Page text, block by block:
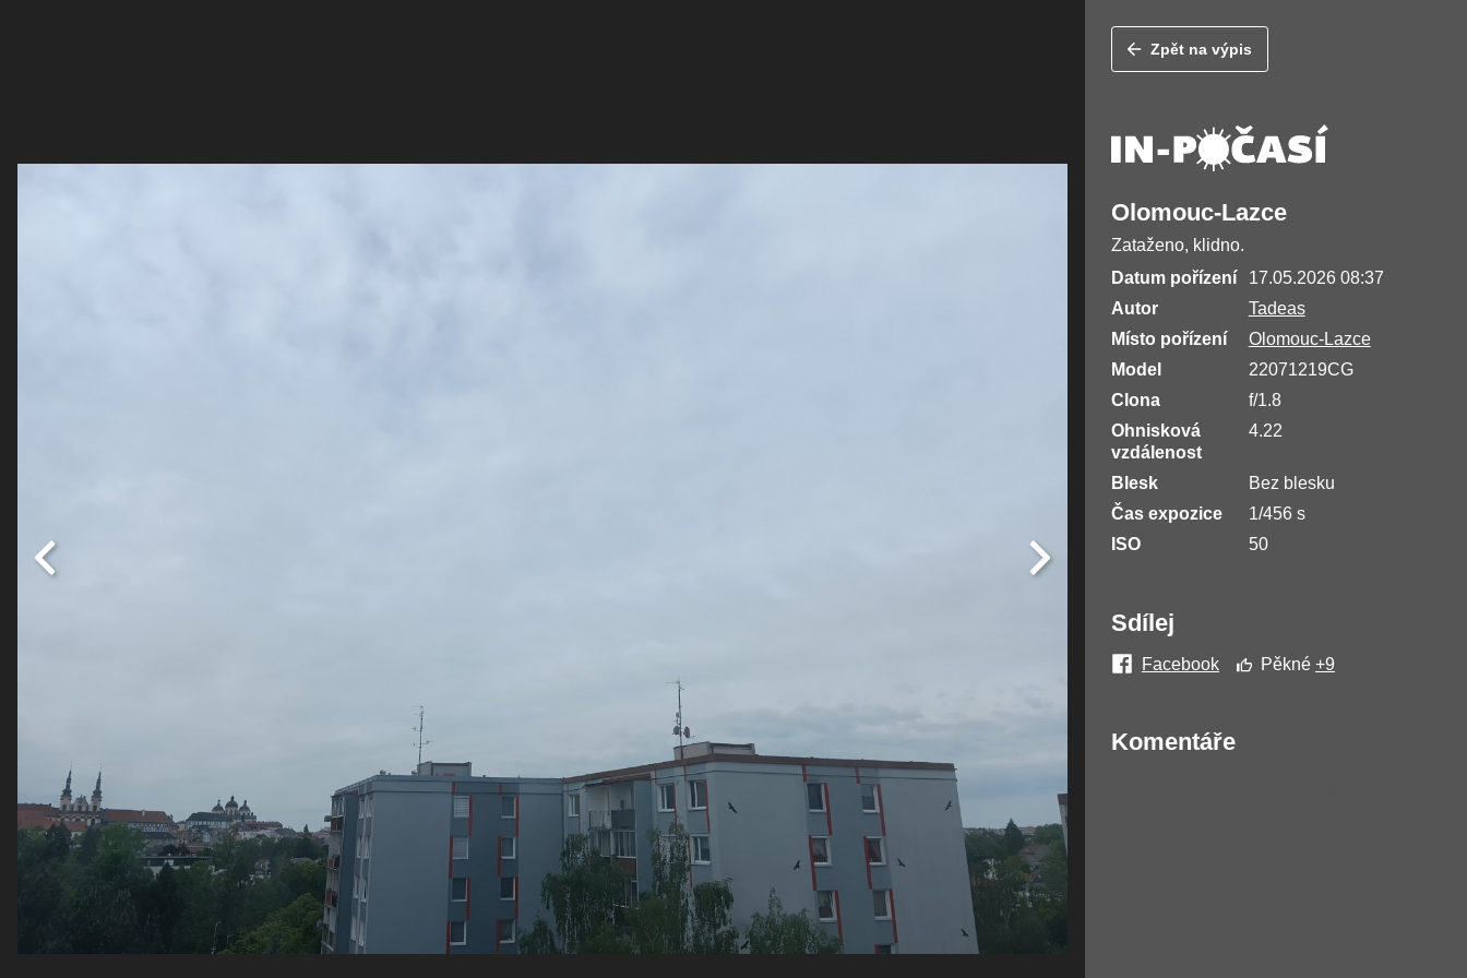
Zpět na výpis
Olomouc-Lazce
Zataženo, klidno.
Datum pořízení
17.05.2026 08:37
Autor
Tadeas
Místo pořízení
Olomouc-Lazce
Model
22071219CG
Clona
f/1.8
Ohnisková
vzdálenost
4.22
Blesk
Bez blesku
Čas expozice
1/456 s
ISO
50
Sdílej
Facebook Pěkné +9
Komentáře